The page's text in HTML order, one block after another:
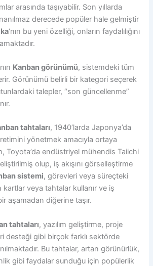
arasında taşıyabilir. Son yıllarda
derecede popüler hale gelmiştir
‘nın bu yeni özelliği, onların faydalılığını
Kanban görünümü, sistemdeki tüm
Görünümü belirli bir kategori seçerek
talepler, “son güncellenme”
tahtaları, 1940’larda Japonya’da
yönetmek amacıyla ortaya
Toyota’da endüstriyel mühendis Taiichi
olup, iş akışını görselleştirme
sistemi, görevleri veya süreçteki
veya tahtalar kullanır ve iş
aşamadan diğerine taşır.
tahtaları, yazılım geliştirme, proje
desteği gibi birçok farklı sektörde
Bu tahtalar, artan görünürlük,
gibi faydalar sunduğu için popülerlik